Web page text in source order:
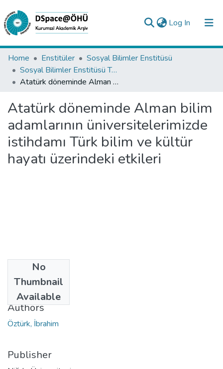
Log In (current)
Collections
All of DSpace
Analyze
Request/Question
Home Enstitüler
Sosyal Bilimler Enstitüsü
Sosyal Bilimler Enstitüsü Tez Koleksiyonu
Atatürk döneminde Alman bilim adamlarının üniversitelerimizde istihdamı Türk bilim ve kültür hayatı üzerindeki etkileri
Atatürk döneminde Alman bilim
adamlarının üniversitelerimizde
istihdamı Türk bilim ve kültür
hayatı üzerindeki etkileri
No
Thumbnail
Available
2002
Authors
Öztürk, İbrahim
Publisher